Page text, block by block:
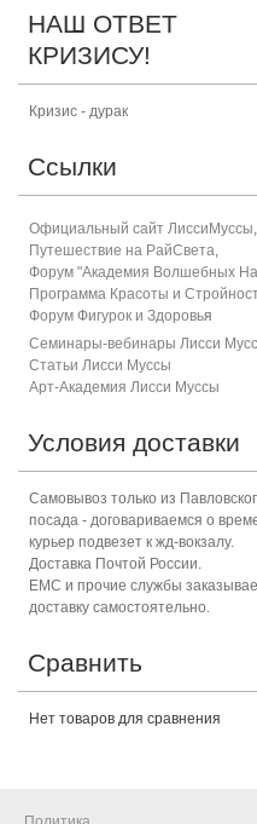
НАШ ОТВЕТ
КРИЗИСУ!
Кризис - дурак
Ссылки
Официальный сайт ЛиссиМуссы,
Путешествие на РайСвета,
Форум "Академия Волшебных
Программа Красоты и
Форум Фигурок и Здоровья
Семинары-вебинары Лисси
Статьи Лисси Муссы
Арт-Академия Лисси Муссы
Условия доставки
Самовывоз только из
посада - договариваемся о
курьер подвезет к жд-вокзалу.
Доставка Почтой России.
ЕМС и прочие службы
доставку самостоятельно.
Сравнить
Нет товаров для сравнения